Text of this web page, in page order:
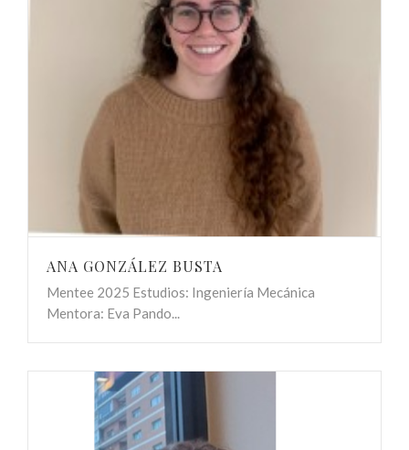
ANA GONZÁLEZ BUSTA
Mentee 2025 Estudios: Ingeniería Mecánica
Mentora: Eva Pando...